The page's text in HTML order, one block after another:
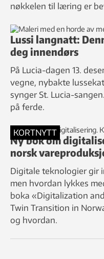
nøkkelen til læring er
Lussi langnatt:
deg innendørs
På Lucia-dagen 13.
vegne, nybakte
synger St. Lucia-
på ferde.
KORTNYTT
Ny bok om
norsk
Digitale teknologier gir
men hvordan lykkes
boka «Digitalization
Twin Transition in
og hvordan.